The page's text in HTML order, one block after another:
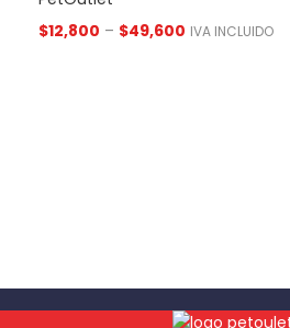
$12,800 – $49,600 IVA INCLUIDO